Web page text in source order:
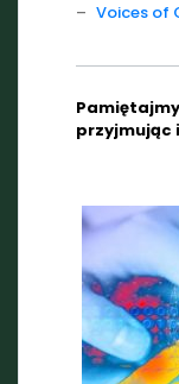
– Voices of
przyjmując